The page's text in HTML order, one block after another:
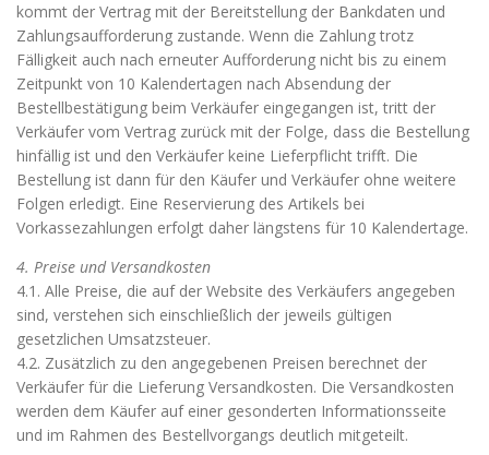
kommt der Vertrag mit der Bereitstellung der Bankdaten und
Zahlungsaufforderung zustande. Wenn die Zahlung trotz
Fälligkeit auch nach erneuter Aufforderung nicht bis zu einem
Zeitpunkt von 10 Kalendertagen nach Absendung der
Bestellbestätigung beim Verkäufer eingegangen ist, tritt der
Verkäufer vom Vertrag zurück mit der Folge, dass die Bestellung
hinfällig ist und den Verkäufer keine Lieferpflicht trifft. Die
Bestellung ist dann für den Käufer und Verkäufer ohne weitere
Folgen erledigt. Eine Reservierung des Artikels bei
Vorkassezahlungen erfolgt daher längstens für 10 Kalendertage.
4. Preise und Versandkosten
4.1. Alle Preise, die auf der Website des Verkäufers angegeben
sind, verstehen sich einschließlich der jeweils gültigen
gesetzlichen Umsatzsteuer.
4.2. Zusätzlich zu den angegebenen Preisen berechnet der
Verkäufer für die Lieferung Versandkosten. Die Versandkosten
werden dem Käufer auf einer gesonderten Informationsseite
und im Rahmen des Bestellvorgangs deutlich mitgeteilt.